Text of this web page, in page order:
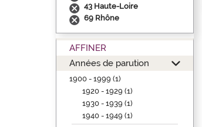
43 Haute-Loire
69 Rhône
AFFINER
Années de parution
1900 - 1999 (1)
1920 - 1929 (1)
1930 - 1939 (1)
1940 - 1949 (1)